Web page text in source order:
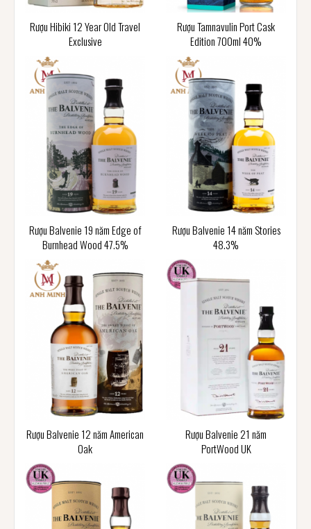
Rượu Hibiki 12 Year Old Travel
Exclusive
Rượu Tamnavulin Port Cask
Edition 700ml 40%
Rượu Balvenie 19 năm Edge of
Burnhead Wood 47.5%
Rượu Balvenie 14 năm Stories
48.3%
Rượu Balvenie 12 năm American
Oak
Rượu Balvenie 21 năm
PortWood UK